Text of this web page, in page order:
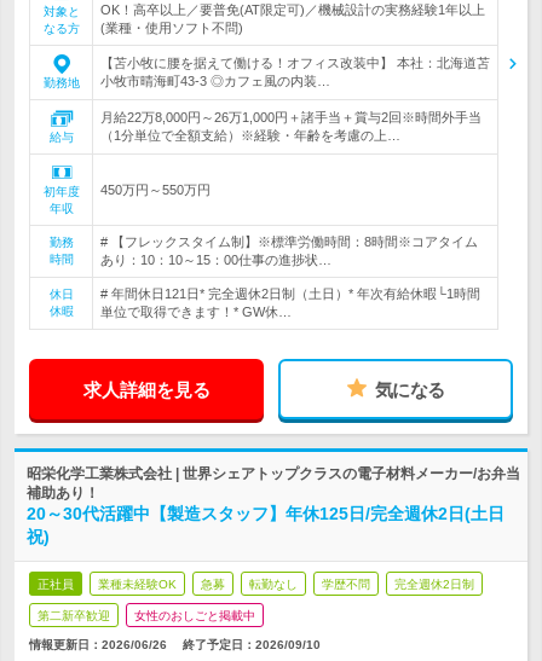
対象と
なる方
OK！高卒以上／要普免(AT限定可)／機械設計の実務経験1年以上
(業種・使用ソフト不問)
勤務地
【苫小牧に腰を据えて働ける！オフィス改装中】 本社：北海道苫
小牧市晴海町43-3 ◎カフェ風の内装…
給与
月給22万8,000円～26万1,000円＋諸手当＋賞与2回※時間外手当
（1分単位で全額支給）※経験・年齢を考慮の上…
初年度
年収
450万円～550万円
勤務
時間
# 【フレックスタイム制】※標準労働時間：8時間※コアタイム
あり：10：10～15：00仕事の進捗状…
休日
休暇
# 年間休日121日* 完全週休2日制（土日）* 年次有給休暇└1時間
単位で取得できます！* GW休…
求人詳細を見る 気になる
昭栄化学工業株式会社 | 世界シェアトップクラスの電子材料メーカー/お弁当
補助あり！
20～30代活躍中【製造スタッフ】年休125日/完全週休2日(土日
祝)
正社員 業種未経験OK 急募 転勤なし 学歴不問 完全週休2日制
第二新卒歓迎 女性のおしごと掲載中
情報更新日：2026/06/26 終了予定日： 2026/09/10